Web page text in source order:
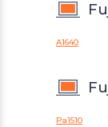
A1640
Pa1510